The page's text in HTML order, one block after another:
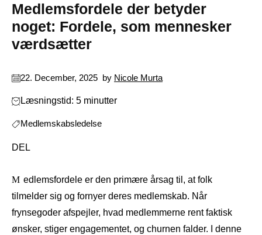
Medlemsfordele der betyder
noget: Fordele, som mennesker
værdsætter
22. December, 2025 by Nicole Murta
Læsningstid: 5 minutter
Medlemskabsledelse
DEL
Medlemsfordele er den primære årsag til, at folk
tilmelder sig og fornyer deres medlemskab. Når
frynsegoder afspejler, hvad medlemmerne rent faktisk
ønsker, stiger engagementet, og churnen falder. I denne